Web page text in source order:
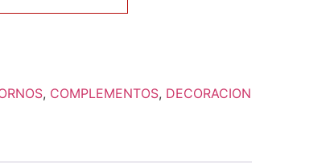
, COMPLEMENTOS, DECORACION